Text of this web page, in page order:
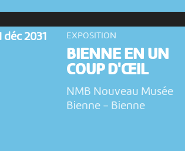
déc 2031 EXPOSITION
BIENNE EN UN
COUP D'ŒIL
NMB Nouveau Musée
Bienne - Bienne